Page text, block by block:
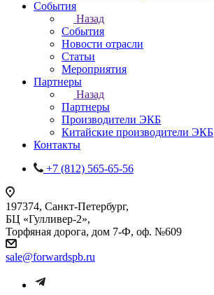
События
Назад
События
Новости отрасли
Статьи
Мероприятия
Партнеры
Назад
Партнеры
Производители ЭКБ
Китайские производители ЭКБ
Контакты
+7 (812) 565-65-56
197374, Санкт-Петербург,
БЦ «Гулливер-2»,
Торфяная дорога, дом 7-Ф, оф. №609
sale@forwardspb.ru